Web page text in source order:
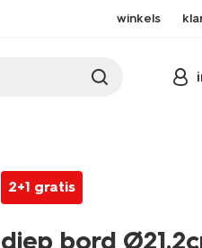
winkels
2+1 gratis
diep bord